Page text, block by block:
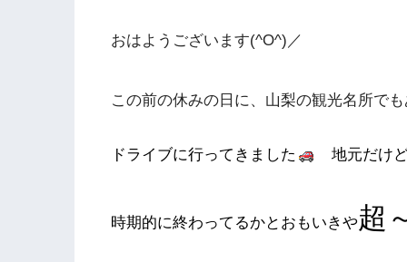
おはようございます(^O^)／
この前の休みの日に、山梨の観光名所で
ドライブに行ってきました 地元だけ
時期的に終わってるかとおもいきや超